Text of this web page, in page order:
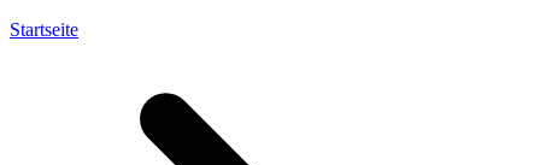
Startseite